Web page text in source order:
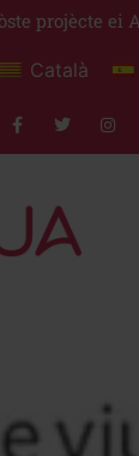
projècte ei
Català